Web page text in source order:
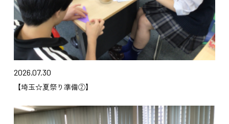
2026.07.30
【埼玉☆夏祭り準備②】